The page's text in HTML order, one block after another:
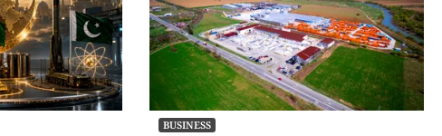
BUSINESS